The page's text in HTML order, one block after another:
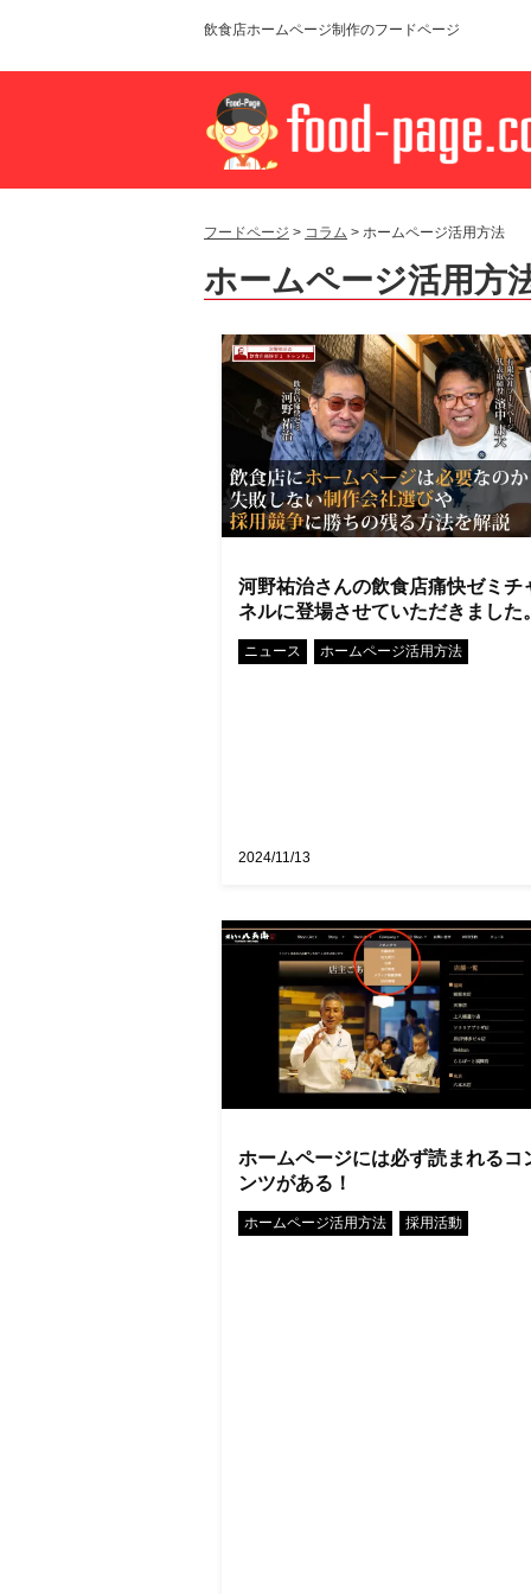
飲食店ホームページ制作のフードページ
フードページ > コラム > ホームページ活用方法
ホームページ活用方
河野祐治さんの飲食店痛快ゼミチ
ネルに登場させていただきました。
ニュース ホームページ活用方法
2024/11/13
ホームページには必ず読まれるコ
ンツがある！
ホームページ活用方法 採用活動